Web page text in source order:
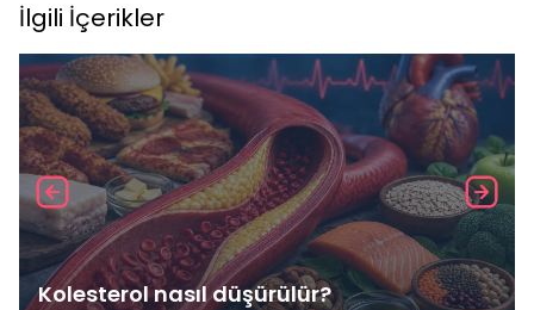
İlgili İçerikler
Kolesterol nasıl düşürülür?